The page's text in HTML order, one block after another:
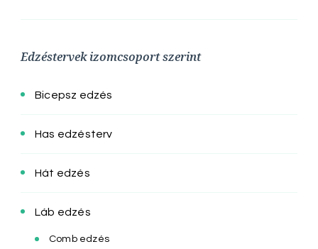
Edzéstervek izomcsoport szerint
Bicepsz edzés
Has edzésterv
Hát edzés
Láb edzés
Comb edzés